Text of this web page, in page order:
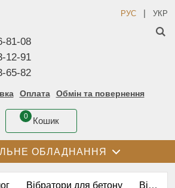
81-08
12-91
65-82
Оплата Обмін та повернення
0 Кошик
РУС | УКР
ОБЛАДНАННЯ
Вібратори для бетону Віброплити